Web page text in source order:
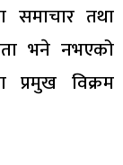
समाचार तथा
भने नभएको
प्रमुख विक्रम